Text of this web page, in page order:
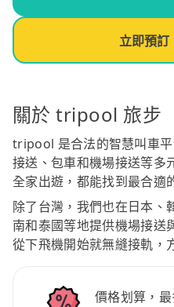
立即預訂
關於 tripool 旅步
tripool 是合法的智慧叫車
接送、包車和機場接送等多
全家出遊，都能找到最合適
除了台灣，我們也在日本、
南和泰國等地提供機場接送
從下飛機開始就無縫接軌，
價格划算，